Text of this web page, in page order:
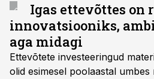
Igas ettevõttes on
innovatsiooniks,
aga midagi
Ettevõtete investeeringud
olid esimesel poolaastal